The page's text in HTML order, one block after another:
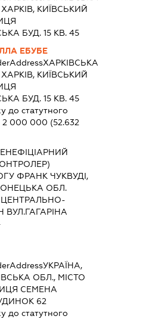
КИЇВСЬКИЙ
БУД. 15 КВ. 45
ЕБУБЕ
ХАРКІВСЬКА
КИЇВСЬКИЙ
БУД. 15 КВ. 45
до статутного
2 000 000 (52.632
ФРАНК ЧУКВУДІ,
ОБЛ.
ЦЕНТРАЛЬНО-
ВУЛ.ГАГАРІНА
УКРАЇНА,
ОБЛ., МІСТО
СЕМЕНА
62
до статутного